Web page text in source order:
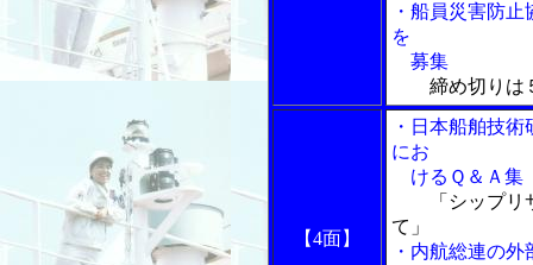
・船員災害防
を
募集
締め切りは
【4面】
・日本船舶技
にお
けるＱ＆Ａ集
「シップ
て」
・内航総連の